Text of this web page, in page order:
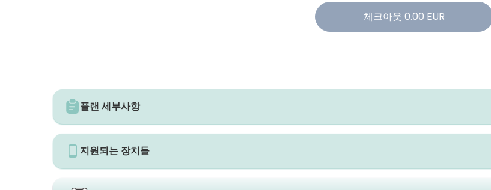
체크아웃 0.00 EUR
플랜 세부사항
지원되는 장치들